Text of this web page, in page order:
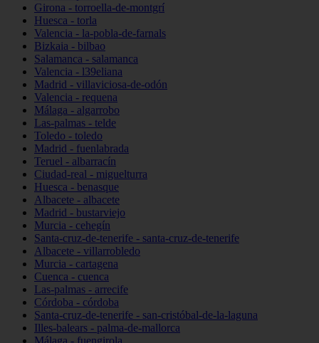
Girona - torroella-de-montgrí
Huesca - torla
Valencia - la-pobla-de-farnals
Bizkaia - bilbao
Salamanca - salamanca
Valencia - l39eliana
Madrid - villaviciosa-de-odón
Valencia - requena
Málaga - algarrobo
Las-palmas - telde
Toledo - toledo
Madrid - fuenlabrada
Teruel - albarracín
Ciudad-real - miguelturra
Huesca - benasque
Albacete - albacete
Madrid - bustarviejo
Murcia - cehegín
Santa-cruz-de-tenerife - santa-cruz-de-tenerife
Albacete - villarrobledo
Murcia - cartagena
Cuenca - cuenca
Las-palmas - arrecife
Córdoba - córdoba
Santa-cruz-de-tenerife - san-cristóbal-de-la-laguna
Illes-balears - palma-de-mallorca
Málaga - fuengirola